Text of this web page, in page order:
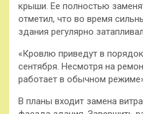
крыши. Ее полностью
отметил, что во время
здания регулярно
«Кровлю приведут в
сентября. Несмотря на
работает в обычном
В планы входит замена